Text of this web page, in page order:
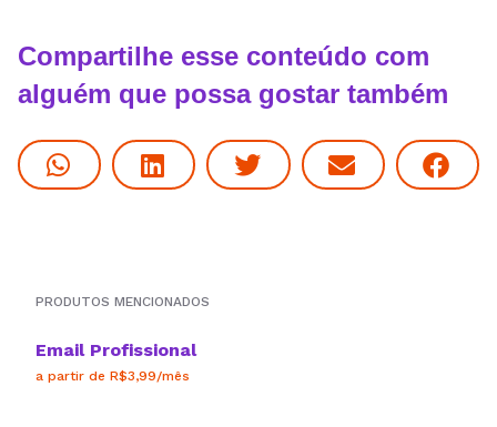
Compartilhe esse conteúdo com
alguém que possa gostar também
PRODUTOS MENCIONADOS
Email Profissional
a partir de R$3,99/mês